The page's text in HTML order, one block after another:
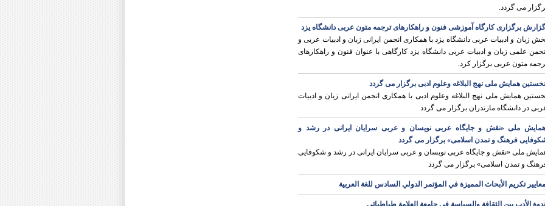
می گردد.
گزارش برگزاری کارگاه آموزشی فنون و راهکارهای ترجمه متون عربی دانشگاه یزد
زبان و ادبیات عربی دانشگاه یزد با همکاری انجمن ایرانی زبان و ادبیات عربی و
انجمن علمی زبان و ادبیات عربی دانشگاه یزد کارگاهی با عنوان فنون و راهکارهای
متون عربی برگزار کرد.
نخستین همایش ملی نهج البلاغه وعلوم ادبی برگزار می گردد
همایش ملی نهج البلاغه وعلوم ادبی با همکاری انجمن ایرانی زبان و ادبیات
در دانشگاه مازندران برگزار می گردد
همایش ملی «نقش و جایگاه عربی نویسان و عربی سرایان ایرانی در رشد و
فرهنگ و تمدن اسلامی» برگزار می گردد
ملی «نقش و جایگاه عربی نویسان و عربی سرایان ایرانی در رشد و شکوفایی
و تمدن اسلامی» برگزار می گردد
معايير تكريم الأبحاث المميزة في المؤتمر الدولي السادس للغة العربية
ندوة الأدب بين الثقافة والسياسة في جامعة العلامة طباطبائي